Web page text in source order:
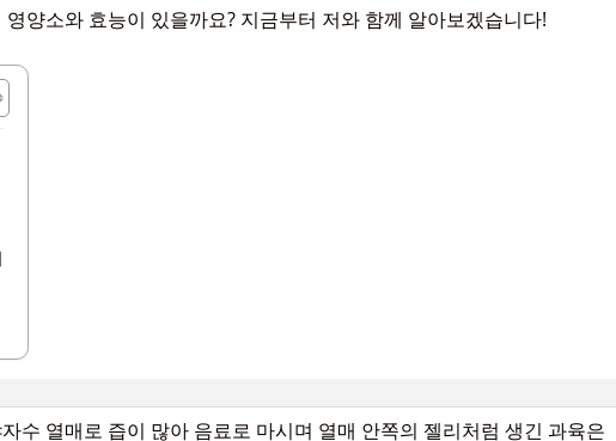
양소와 효능이 있을까요? 지금부터 저와 함께 알아보겠습니다!
수 열매로 즙이 많아 음료로 마시며 열매 안쪽의 젤리처럼 생긴 과육은